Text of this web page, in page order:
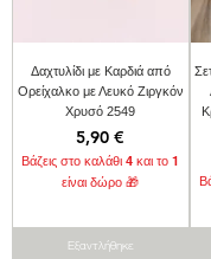
Δαχτυλίδι με Καρδιά από
Ορείχαλκο με Λευκό Ζιργκόν
Χρυσό 2549
Τιμή
5,90 €
Βάζεις στο καλάθι 4 και το 1
είναι δώρο 🎁
Εξαντλήθηκε